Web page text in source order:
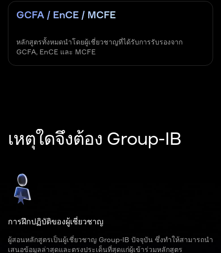
GCFA / EnCE / MCFE
หลักสูตรทั้งหมดนำโดยผู้เชี่ยวชาญที่ได้รับการรับรองจาก
GCFA, EnCE และ MCFE
เหตุใดจึงต้อง Group-IB
การฝึกปฏิบัติของผู้เชี่ยวชาญ
ผู้สอนหลักสูตรเป็นผู้เชี่ยวชาญ Group-IB ปัจจุบัน ซึ่งทำให้สามารถนำ
เสนอข้อมูลล่าสุดและตรงประเด็นที่สุดแก่ผู้เข้าร่วมหลักสูตร